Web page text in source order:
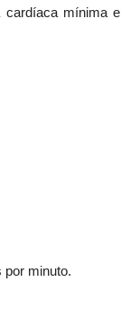
cardíaca mínima e
por minuto.